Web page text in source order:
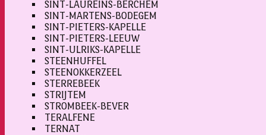
SINT-LAUREINS-BERCHEM
SINT-MARTENS-BODEGEM
SINT-PIETERS-KAPELLE
SINT-PIETERS-LEEUW
SINT-ULRIKS-KAPELLE
STEENHUFFEL
STEENOKKERZEEL
STERREBEEK
STRIJTEM
STROMBEEK-BEVER
TERALFENE
TERNAT